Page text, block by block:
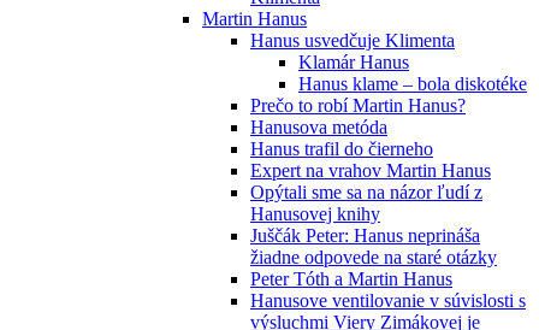
Martin Hanus
Hanus usvedčuje Klimenta
Klamár Hanus
Hanus klame – bola diskotéke
Prečo to robí Martin Hanus?
Hanusova metóda
Hanus trafil do čierneho
Expert na vrahov Martin Hanus
Opýtali sme sa na názor ľudí z
Hanusovej knihy
Juščák Peter: Hanus neprináša
žiadne odpovede na staré otázky
Peter Tóth a Martin Hanus
Hanusove ventilovanie v súvislosti s
výsluchmi Viery Zimákovej je